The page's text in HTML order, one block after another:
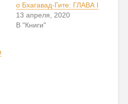
о Бхагавад-Гите: ГЛАВА I
13 апреля, 2020
В "Книги"